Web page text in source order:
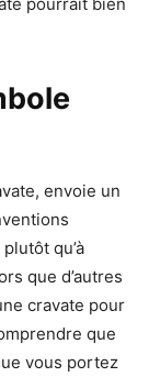
envoie un
qu’à
que d’autres
cravate pour
que
vous portez